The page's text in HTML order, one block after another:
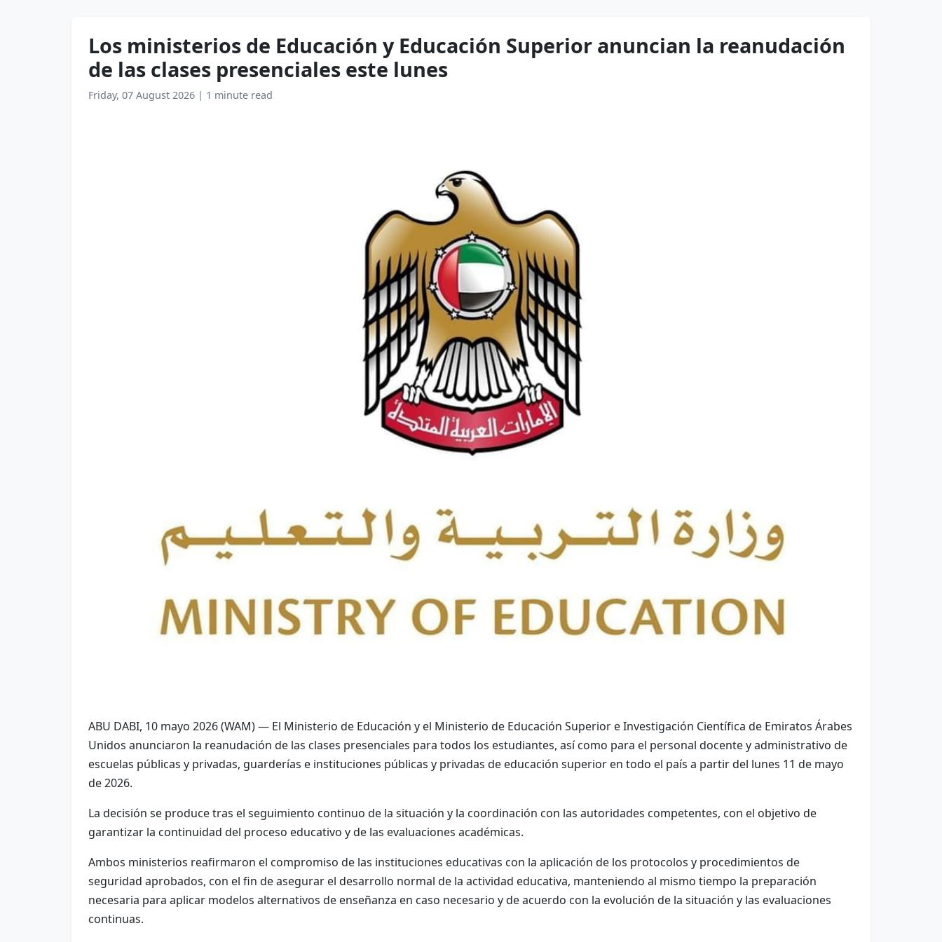
Los ministerios de Educación y Educación Superior anuncian la reanudación
de las clases presenciales este lunes
Friday, 07 August 2026 | 1 minute read
ABU DABI, 10 mayo 2026 (WAM) — El Ministerio de Educación y el Ministerio de Educación Superior e Investigación Científica de Emiratos Árabes
Unidos anunciaron la reanudación de las clases presenciales para todos los estudiantes, así como para el personal docente y administrativo de
escuelas públicas y privadas, guarderías e instituciones públicas y privadas de educación superior en todo el país a partir del lunes 11 de mayo
de 2026.
La decisión se produce tras el seguimiento continuo de la situación y la coordinación con las autoridades competentes, con el objetivo de
garantizar la continuidad del proceso educativo y de las evaluaciones académicas.
Ambos ministerios reafirmaron el compromiso de las instituciones educativas con la aplicación de los protocolos y procedimientos de
seguridad aprobados, con el fin de asegurar el desarrollo normal de la actividad educativa, manteniendo al mismo tiempo la preparación
necesaria para aplicar modelos alternativos de enseñanza en caso necesario y de acuerdo con la evolución de la situación y las evaluaciones
continuas.